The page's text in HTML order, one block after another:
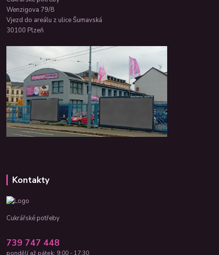
Wenzigova 79/8
Vjezd do areálu z ulice Šumavská
30100 Plzeň
Kontakty
Cukrářské potřeby
739 747 448
pondělí až pátek: 9:00 - 17:30